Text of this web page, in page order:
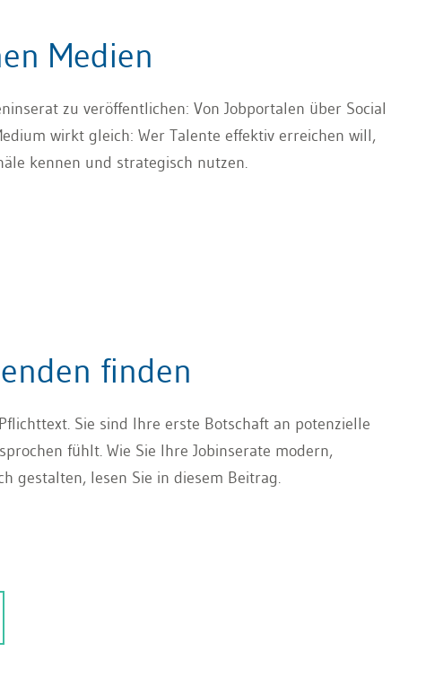
Medien
zu veröffentlichen: Von Jobportalen über Social
wirkt gleich: Wer Talente effektiv erreichen will,
kennen und strategisch nutzen.
finden
Sie sind Ihre erste Botschaft an potenzielle
fühlt. Wie Sie Ihre Jobinserate modern,
gestalten, lesen Sie in diesem Beitrag.